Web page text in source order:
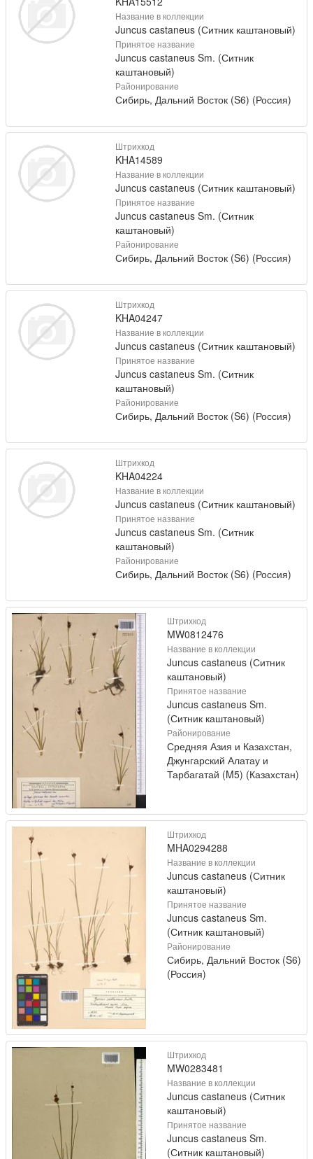
Название в коллекции
Juncus castaneus (Ситник каштановый)
Принятое название
Juncus castaneus Sm. (Ситник
каштановый)
Районирование
Сибирь, Дальний Восток (S6) (Россия)
Штрихкод
KHA14589
Название в коллекции
Juncus castaneus (Ситник каштановый)
Принятое название
Juncus castaneus Sm. (Ситник
каштановый)
Районирование
Сибирь, Дальний Восток (S6) (Россия)
Штрихкод
KHA04247
Название в коллекции
Juncus castaneus (Ситник каштановый)
Принятое название
Juncus castaneus Sm. (Ситник
каштановый)
Районирование
Сибирь, Дальний Восток (S6) (Россия)
Штрихкод
KHA04224
Название в коллекции
Juncus castaneus (Ситник каштановый)
Принятое название
Juncus castaneus Sm. (Ситник
каштановый)
Районирование
Сибирь, Дальний Восток (S6) (Россия)
Штрихкод
MW0812476
Название в коллекции
Juncus castaneus (Ситник
каштановый)
Принятое название
Juncus castaneus Sm.
(Ситник каштановый)
Районирование
Средняя Азия и Казахстан,
Джунгарский Алатау и
Тарбагатай (M5) (Казахстан)
Штрихкод
MHA0294288
Название в коллекции
Juncus castaneus (Ситник
каштановый)
Принятое название
Juncus castaneus Sm.
(Ситник каштановый)
Районирование
Сибирь, Дальний Восток (S6)
(Россия)
Штрихкод
MW0283481
Название в коллекции
Juncus castaneus (Ситник
каштановый)
Принятое название
Juncus castaneus Sm.
(Ситник каштановый)